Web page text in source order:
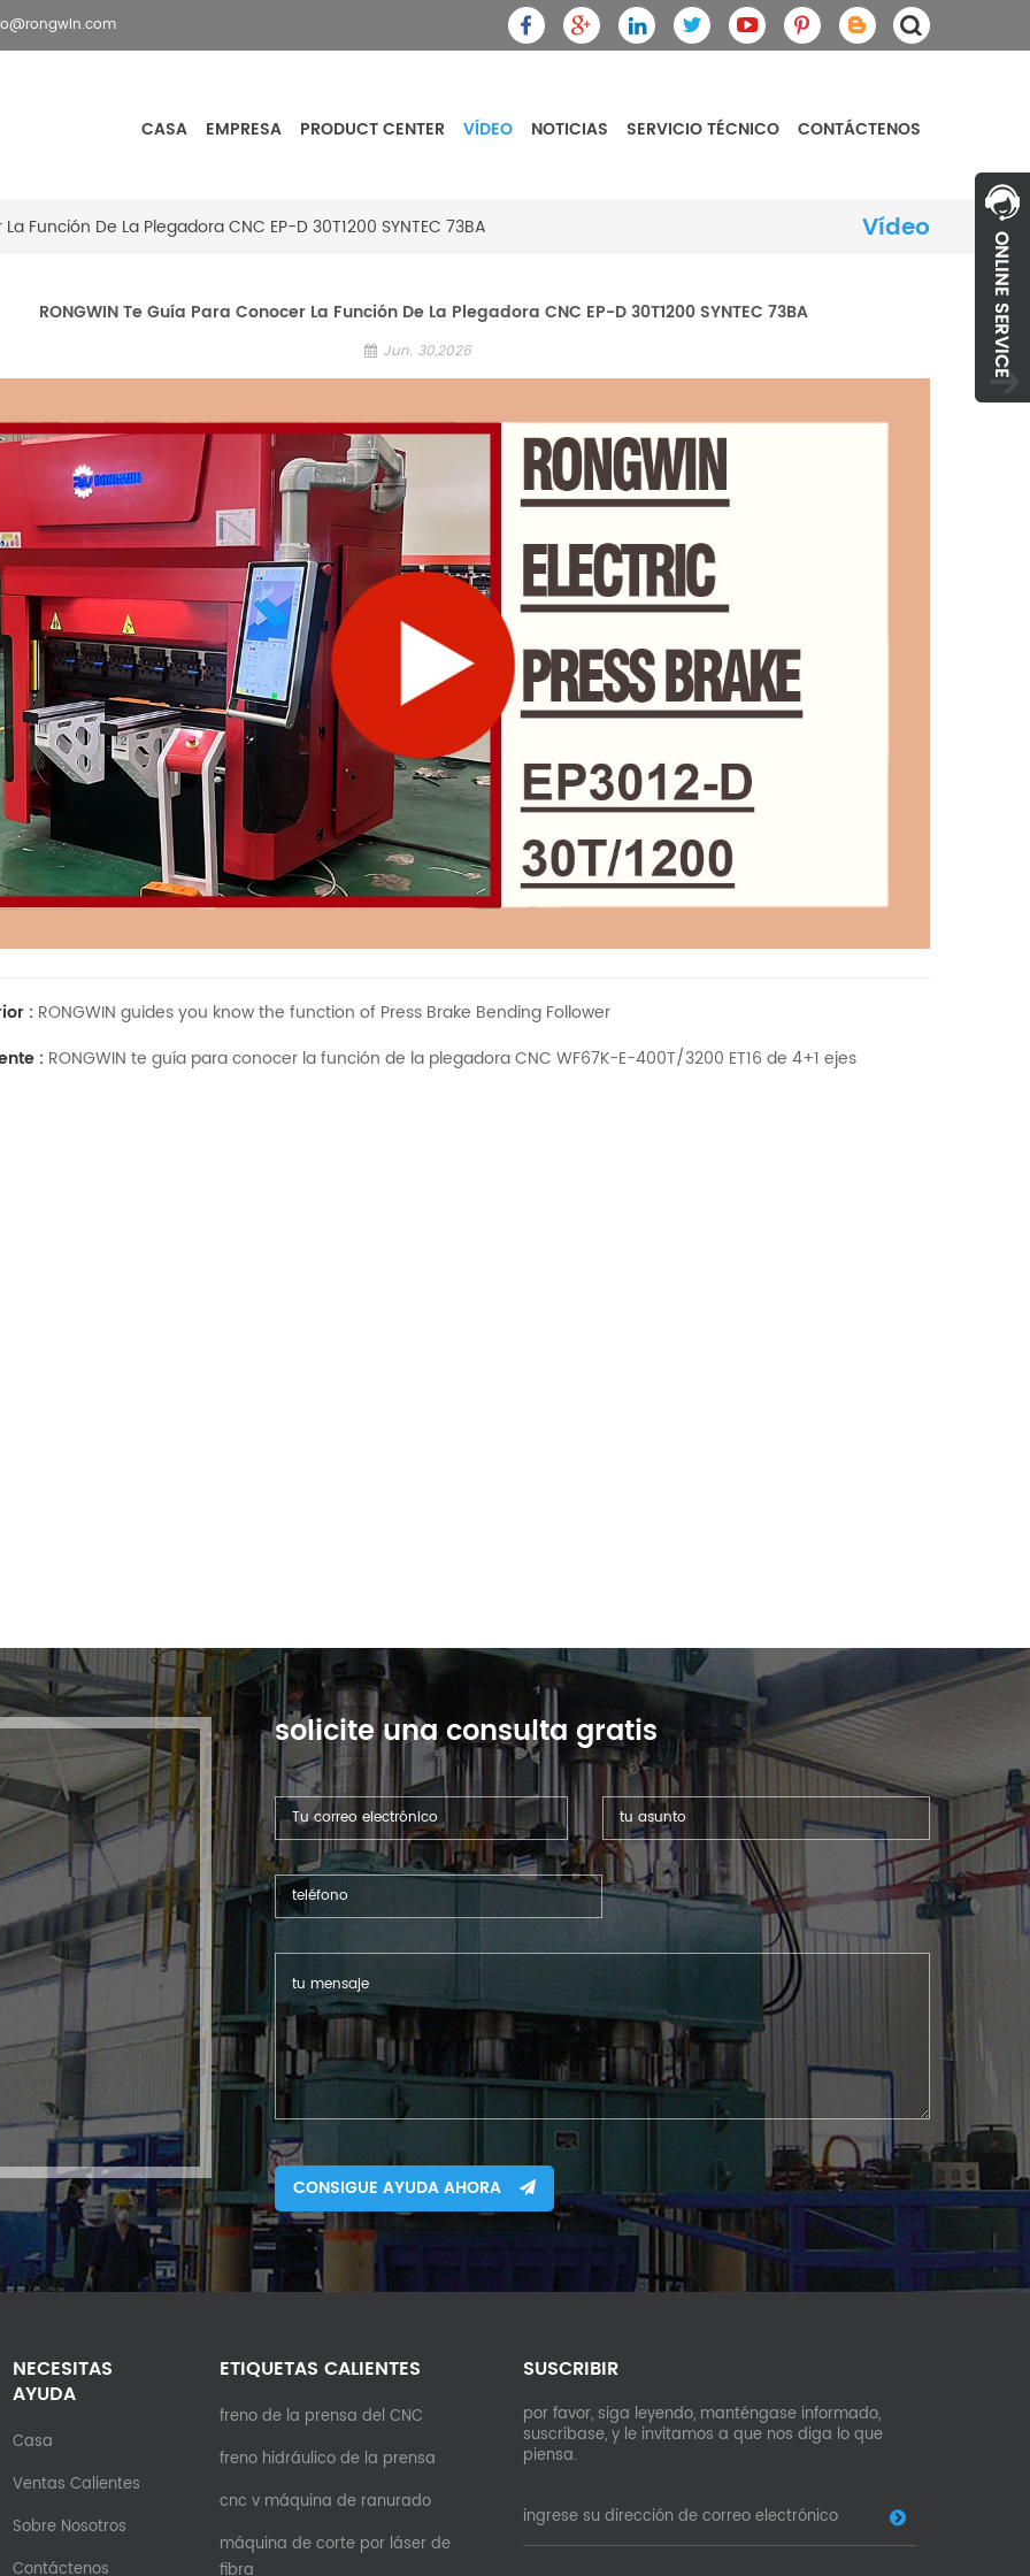
CASA EMPRESA PRODUCT CENTER VÍDEO NOTICIAS SERVICIO TÉCNICO CONTÁCTENOS
Vídeo
Función De La Plegadora CNC EP-D 30T1200 SYNTEC 73BA
RONGWIN Te Guía Para Conocer La Función De La Plegadora CNC EP-D 30T1200 SYNTEC 73BA
Jun. 30,2026
: RONGWIN guides you know the function of Press Brake Bending Follower
: RONGWIN te guía para conocer la función de la plegadora CNC WF67K-E-400T/3200 ET16 de 4+1 ejes
solicite una consulta gratis
CONSIGUE AYUDA AHORA
NECESITAS
AYUDA
Casa
Ventas Calientes
Sobre Nosotros
Contáctenos
ETIQUETAS CALIENTES
freno de la prensa del CNC
freno hidráulico de la prensa
cnc v máquina de ranurado
máquina de corte por láser de
fibra
SUSCRIBIR
por favor, siga leyendo, manténgase informado,
suscríbase, y le invitamos a que nos diga lo que
piensa.